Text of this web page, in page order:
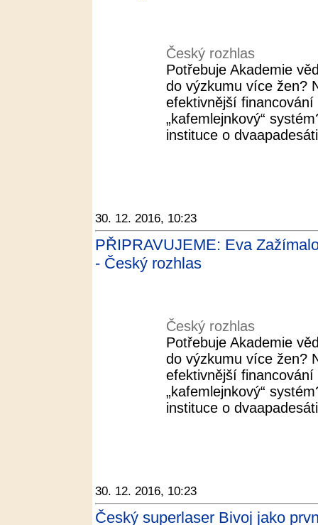
Český rozhlas
Potřebuje Akademie
do výzkumu více žen?
efektivnější
„kafemlejnkový“
instituce o
30. 12. 2016, 10:23
PŘIPRAVUJEME: Eva
- Český rozhlas
Český rozhlas
Potřebuje Akademie
do výzkumu více žen?
efektivnější
„kafemlejnkový“
instituce o
30. 12. 2016, 10:23
Český superlaser Bivoj jako